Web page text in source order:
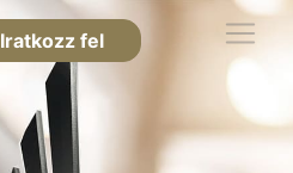
Iratkozz fel